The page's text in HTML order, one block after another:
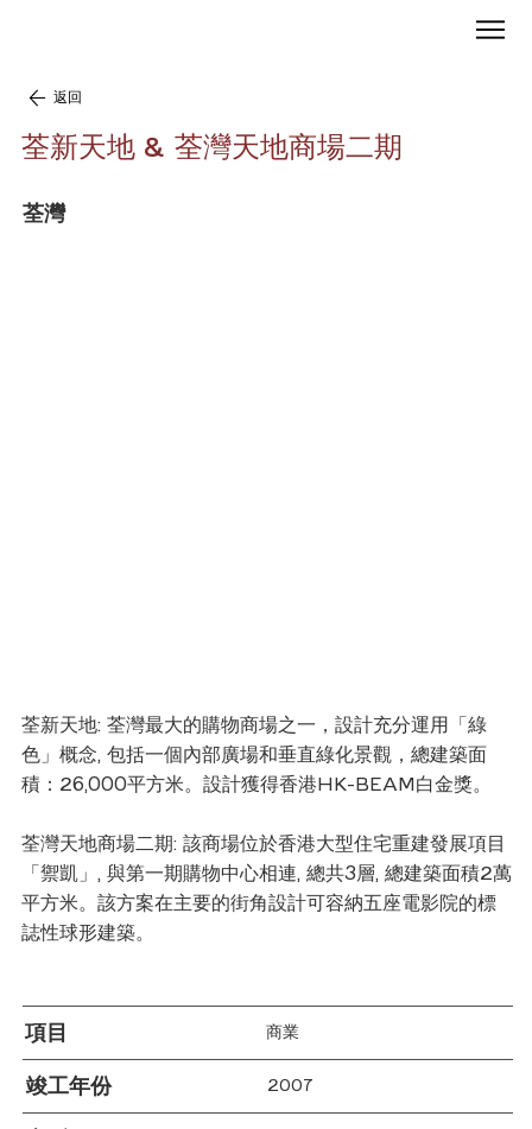
返回
荃新天地 & 荃灣天地商場二期
荃灣
荃新天地: 荃灣最大的購物商場之一，設計充分運用「綠
色」概念, 包括一個內部廣場和垂直綠化景觀，總建築面
積：26,000平方米。設計獲得香港HK-BEAM白金獎。
荃灣天地商場二期: 該商場位於香港大型住宅重建發展項目
「禦凱」, 與第一期購物中心相連, 總共3層, 總建築面積2萬
平方米。該方案在主要的街角設計可容納五座電影院的標
誌性球形建築。
項目 商業
竣工年份 2007